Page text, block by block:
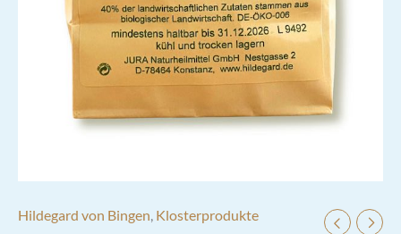
Hildegard von Bingen, Klosterprodukte